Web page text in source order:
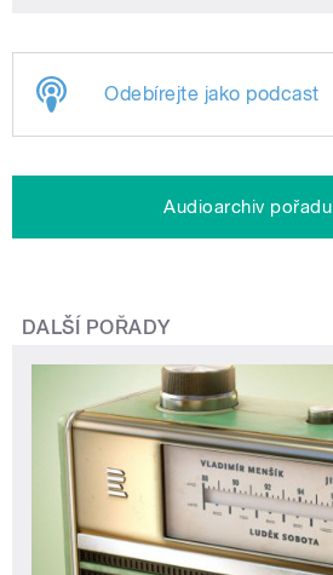
Odebírejte jako podcast
Audioarchiv pořadu
DALŠÍ POŘADY